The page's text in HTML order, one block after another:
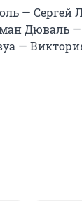
— Сергей
Дюваль
—